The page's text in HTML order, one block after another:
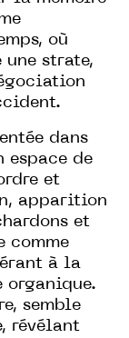
où
strate,
dans
espace de
et
apparition
et
comme
à la
organique.
semble
révélant